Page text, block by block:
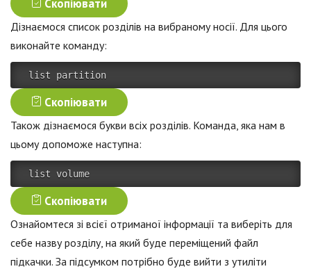
Скопіювати
Дізнаємося список розділів на вибраному носії. Для цього
виконайте команду:
list partition
Скопіювати
Також дізнаємося букви всіх розділів. Команда, яка нам в
цьому допоможе наступна:
list volume
Скопіювати
Ознайомтеся зі всієї отриманої інформації та виберіть для
себе назву розділу, на який буде переміщений файл
підкачки. За підсумком потрібно буде вийти з утиліти